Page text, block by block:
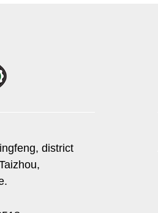
district